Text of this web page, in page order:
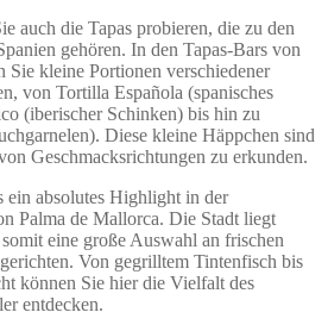
auch die Tapas probieren, die zu den
gehören. In den Tapas-Bars von
Sie kleine Portionen verschiedener
von Tortilla Española (spanisches
(iberischer Schinken) bis hin zu
Diese kleine Häppchen sind
Geschmacksrichtungen zu erkunden.
ein absolutes Highlight in der
Palma de Mallorca. Die Stadt liegt
eine große Auswahl an frischen
Von gegrilltem Tintenfisch bis
können Sie hier die Vielfalt des
entdecken.